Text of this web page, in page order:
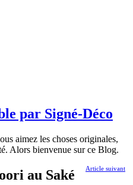
par Signé-Déco
aimez les choses originales,
Alors bienvenue sur ce Blog.
Article suivant
au Saké